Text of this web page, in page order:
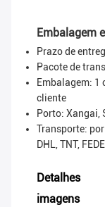
Embalagem
Prazo de
Pacote de
Embalagem: 1
cliente
Porto: Xangai,
Transporte:
DHL, TNT,
Detalhes
imagens